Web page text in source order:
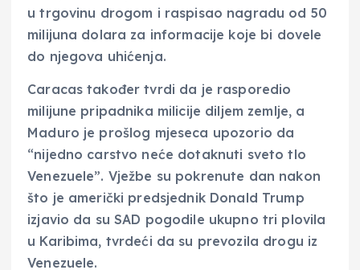
u trgovinu drogom i raspisao nagradu od 50
milijuna dolara za informacije koje bi dovele
do njegova uhićenja.
Caracas također tvrdi da je rasporedio
milijune pripadnika milicije diljem zemlje, a
Maduro je prošlog mjeseca upozorio da
“nijedno carstvo neće dotaknuti sveto tlo
Venezuele”. Vježbe su pokrenute dan nakon
što je američki predsjednik Donald Trump
izjavio da su SAD pogodile ukupno tri plovila
u Karibima, tvrdeći da su prevozila drogu iz
Venezuele.